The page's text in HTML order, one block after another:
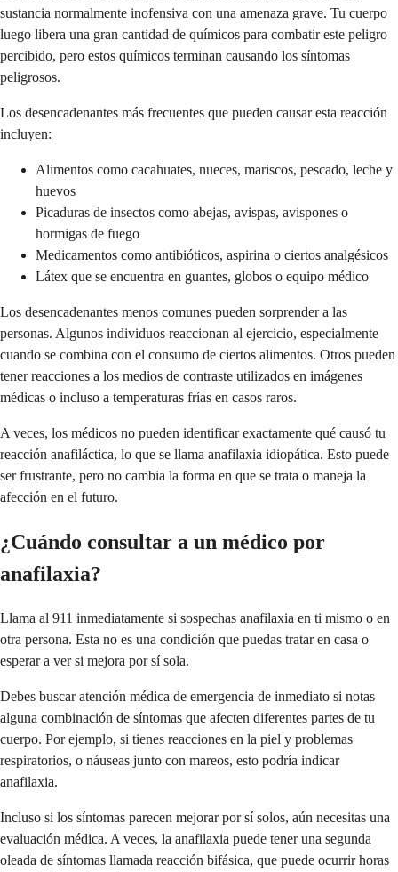
sustancia normalmente inofensiva con una amenaza grave. Tu cuerpo
luego libera una gran cantidad de químicos para combatir este peligro
percibido, pero estos químicos terminan causando los síntomas
peligrosos.
Los desencadenantes más frecuentes que pueden causar esta reacción
incluyen:
Alimentos como cacahuates, nueces, mariscos, pescado, leche y
huevos
Picaduras de insectos como abejas, avispas, avispones o
hormigas de fuego
Medicamentos como antibióticos, aspirina o ciertos analgésicos
Látex que se encuentra en guantes, globos o equipo médico
Los desencadenantes menos comunes pueden sorprender a las
personas. Algunos individuos reaccionan al ejercicio, especialmente
cuando se combina con el consumo de ciertos alimentos. Otros pueden
tener reacciones a los medios de contraste utilizados en imágenes
médicas o incluso a temperaturas frías en casos raros.
A veces, los médicos no pueden identificar exactamente qué causó tu
reacción anafiláctica, lo que se llama anafilaxia idiopática. Esto puede
ser frustrante, pero no cambia la forma en que se trata o maneja la
afección en el futuro.
¿Cuándo consultar a un médico por
anafilaxia?
Llama al 911 inmediatamente si sospechas anafilaxia en ti mismo o en
otra persona. Esta no es una condición que puedas tratar en casa o
esperar a ver si mejora por sí sola.
Debes buscar atención médica de emergencia de inmediato si notas
alguna combinación de síntomas que afecten diferentes partes de tu
cuerpo. Por ejemplo, si tienes reacciones en la piel y problemas
respiratorios, o náuseas junto con mareos, esto podría indicar
anafilaxia.
Incluso si los síntomas parecen mejorar por sí solos, aún necesitas una
evaluación médica. A veces, la anafilaxia puede tener una segunda
oleada de síntomas llamada reacción bifásica, que puede ocurrir horas